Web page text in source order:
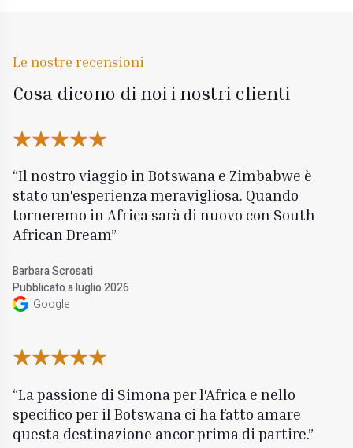
Le nostre recensioni
Cosa dicono di noi i nostri clienti
Il nostro viaggio in Botswana e Zimbabwe è
stato un'esperienza meravigliosa. Quando
torneremo in Africa sarà di nuovo con South
African Dream
Barbara Scrosati
Pubblicato a luglio 2026
Google
La passione di Simona per l'Africa e nello
specifico per il Botswana ci ha fatto amare
questa destinazione ancor prima di partire.